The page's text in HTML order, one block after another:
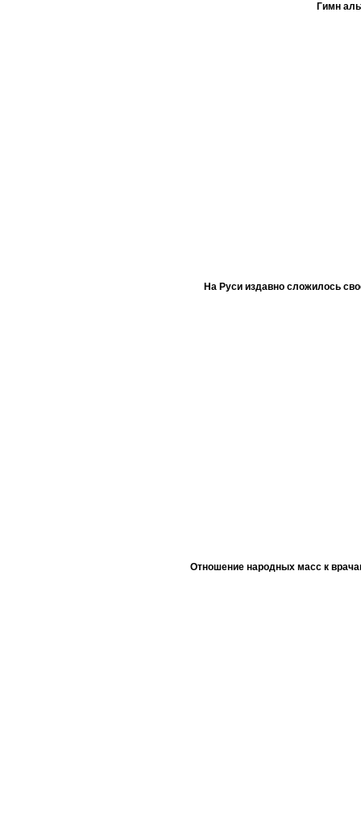
Гимн
На Руси издавно сложилось
Отношение народных масс к